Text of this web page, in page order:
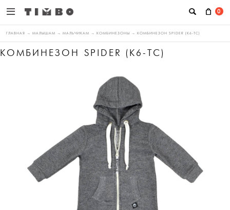
0
ГЛАВНАЯ → МАЛЫШАМ → МАЛЬЧИКАМ → КОМБИНЕЗОНЫ → КОМБИНЕЗОН SPIDER (K6-ТС)
КОМБИНЕЗОН SPIDER (K6-ТС)